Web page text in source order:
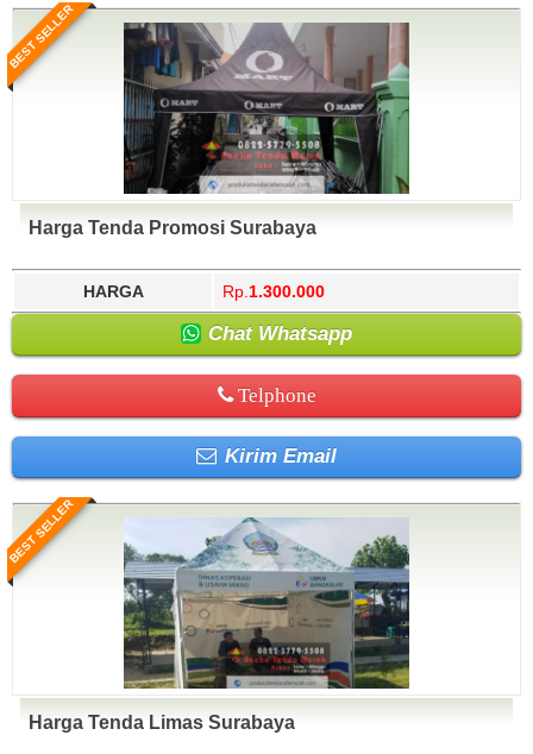
BEST SELLER
Harga Tenda Promosi Surabaya
HARGA Rp. 1.300.000
Chat Whatsapp
Telphone
Kirim Email
BEST SELLER
Harga Tenda Limas Surabaya